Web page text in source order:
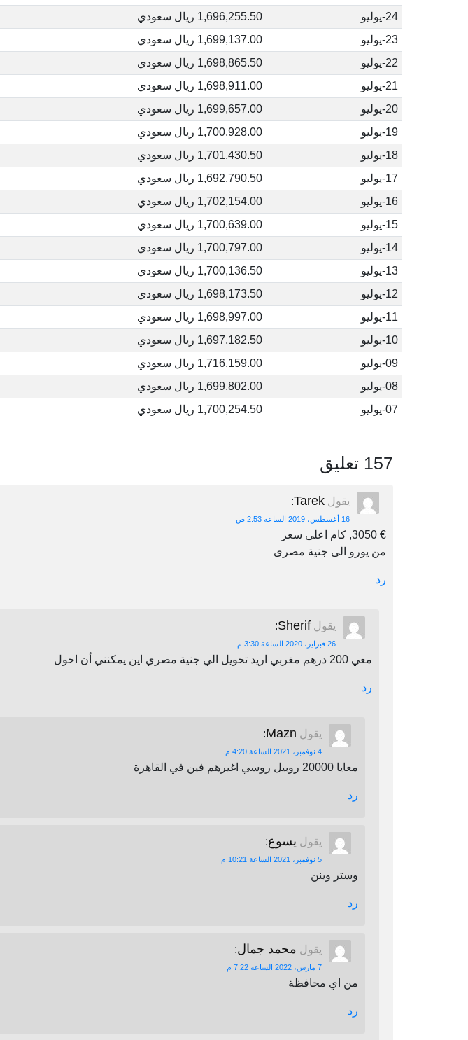
24-يوليو
1,696,255.50 ريال سعودي
23-يوليو
1,699,137.00 ريال سعودي
22-يوليو
1,698,865.50 ريال سعودي
21-يوليو
1,698,911.00 ريال سعودي
20-يوليو
1,699,657.00 ريال سعودي
19-يوليو
1,700,928.00 ريال سعودي
18-يوليو
1,701,430.50 ريال سعودي
17-يوليو
1,692,790.50 ريال سعودي
16-يوليو
1,702,154.00 ريال سعودي
15-يوليو
1,700,639.00 ريال سعودي
14-يوليو
1,700,797.00 ريال سعودي
13-يوليو
1,700,136.50 ريال سعودي
12-يوليو
1,698,173.50 ريال سعودي
11-يوليو
1,698,997.00 ريال سعودي
10-يوليو
1,697,182.50 ريال سعودي
09-يوليو
1,716,159.00 ريال سعودي
08-يوليو
1,699,802.00 ريال سعودي
07-يوليو
1,700,254.50 ريال سعودي
157 تعليق
يقول Tarek
:
16 أغسطس، 2019 الساعة 2:53 ص
€ 3050, كام اعلى سعر
من يورو الى جنية مصرى
رد
يقول Sherif
:
26 فبراير، 2020 الساعة 3:30 م
معي 200 درهم مغربي اريد تحويل الي جنية مصري اين يمكنني أن احول
رد
يقول Mazn
:
4 نوفمبر، 2021 الساعة 4:20 م
معايا 20000 روبيل روسي اغيرهم فين في القاهرة
رد
يقول يسوع:
5 نوفمبر، 2021 الساعة 10:21 م
وستر وينن
رد
يقول محمد جمال:
7 مارس، 2022 الساعة 7:22 م
من اي محافظة
رد